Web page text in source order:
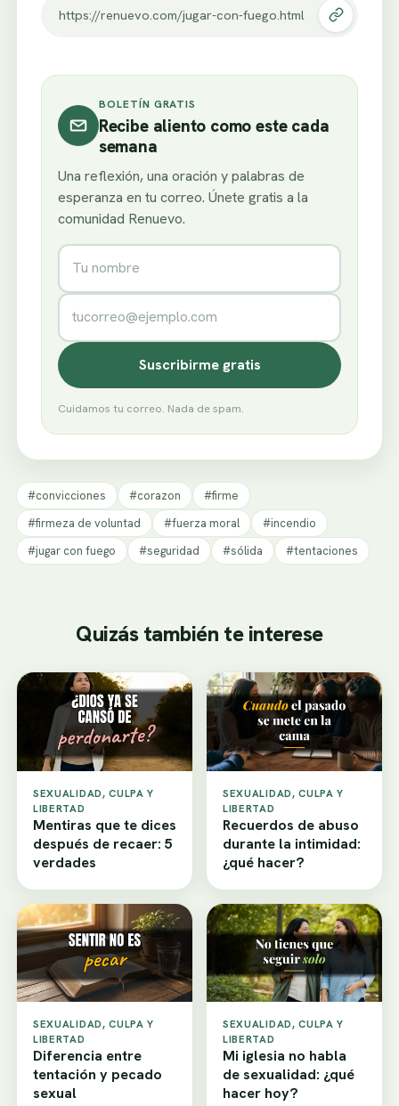
https://renuevo.com/jugar-con-fuego.html
BOLETÍN GRATIS
Recibe aliento como este cada
semana
Una reflexión, una oración y palabras de
esperanza en tu correo. Únete gratis a la
comunidad Renuevo.
Nombre
Correo electrónico
Suscribirme gratis
Cuidamos tu correo. Nada de spam.
#convicciones #corazon
#firme
#firmeza de voluntad
#fuerza moral
#incendio
#jugar con fuego
#seguridad #sólida #tentaciones
Quizás también te interese
SEXUALIDAD, CULPA Y
LIBERTAD
Mentiras que te dices
después de recaer: 5
verdades
SEXUALIDAD, CULPA Y
LIBERTAD
Recuerdos de abuso
durante la intimidad:
¿qué hacer?
SEXUALIDAD, CULPA Y
LIBERTAD
Diferencia entre
tentación y pecado
sexual
SEXUALIDAD, CULPA Y
LIBERTAD
Mi iglesia no habla
de sexualidad: ¿qué
hacer hoy?